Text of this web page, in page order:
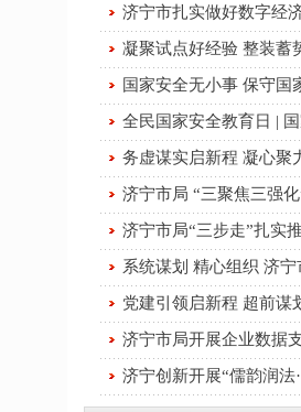
济宁市扎实做好数字经
凝聚试点好经验 整装
国家安全无小事 保守国
全民国家安全教育日 |
务虚谋实启新程 凝心聚
济宁市局 “三聚焦三强
济宁市局“三步走”扎实
系统谋划 精心组织 济
党建引领启新程 超前
济宁市局开展企业数据
济宁创新开展“儒韵润